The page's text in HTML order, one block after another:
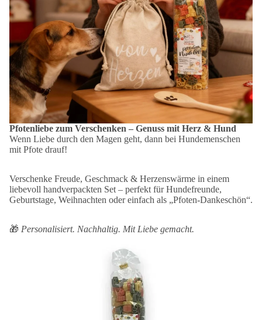
Pfotenliebe zum Verschenken – Genuss mit Herz & Hund
Wenn Liebe durch den Magen geht, dann bei Hundemenschen
mit Pfote drauf!
Verschenke Freude, Geschmack & Herzenswärme in einem
liebevoll handverpackten Set – perfekt für Hundefreunde,
Geburtstage, Weihnachten oder einfach als „Pfoten-Dankeschön“.
🎁 Personalisiert. Nachhaltig. Mit Liebe gemacht.